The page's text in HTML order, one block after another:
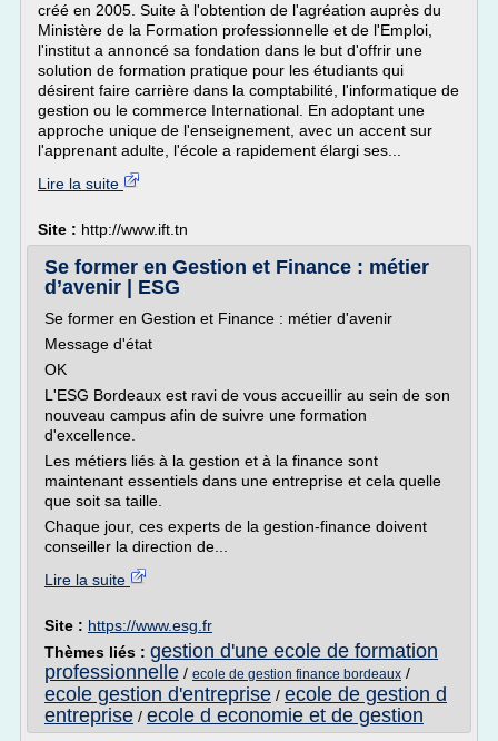
créé en 2005. Suite à l'obtention de l'agréation auprès du
Ministère de la Formation professionnelle et de l'Emploi,
l'institut a annoncé sa fondation dans le but d'offrir une
solution de formation pratique pour les étudiants qui
désirent faire carrière dans la comptabilité, l'informatique de
gestion ou le commerce International. En adoptant une
approche unique de l'enseignement, avec un accent sur
l'apprenant adulte, l'école a rapidement élargi ses...
Lire la suite
Site : http://www.ift.tn
Se former en Gestion et Finance : métier
d’avenir | ESG
Se former en Gestion et Finance : métier d'avenir
Message d'état
OK
L'ESG Bordeaux est ravi de vous accueillir au sein de son
nouveau campus afin de suivre une formation
d'excellence.
Les métiers liés à la gestion et à la finance sont
maintenant essentiels dans une entreprise et cela quelle
que soit sa taille.
Chaque jour, ces experts de la gestion-finance doivent
conseiller la direction de...
Lire la suite
Site : https://www.esg.fr
Thèmes liés : gestion d'une ecole de formation
professionnelle / ecole de gestion finance bordeaux /
ecole gestion d'entreprise / ecole de gestion d
entreprise / ecole d economie et de gestion